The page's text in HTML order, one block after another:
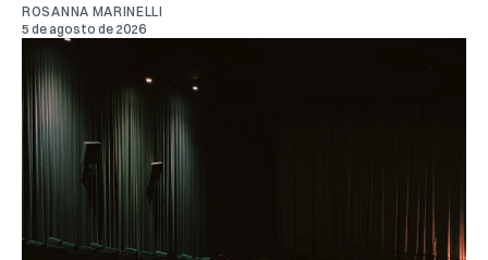
ROSANNA MARINELLI
5 de agosto de 2026